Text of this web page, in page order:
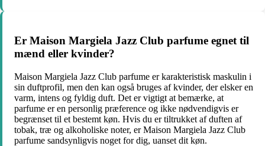
Er Maison Margiela Jazz Club parfume egnet til
mænd eller kvinder?
Maison Margiela Jazz Club parfume er karakteristisk maskulin i
sin duftprofil, men den kan også bruges af kvinder, der elsker en
varm, intens og fyldig duft. Det er vigtigt at bemærke, at
parfume er en personlig præference og ikke nødvendigvis er
begrænset til et bestemt køn. Hvis du er tiltrukket af duften af
tobak, træ og alkoholiske noter, er Maison Margiela Jazz Club
parfume sandsynligvis noget for dig, uanset dit køn.